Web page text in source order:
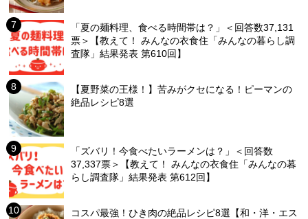
「夏の麺料理、食べる時間帯は？」＜回答数37,131
票＞【教えて！ みんなの衣食住「みんなの暮らし調
査隊」結果発表 第610回】
【夏野菜の王様！】苦みがクセになる！ピーマンの
絶品レシピ8選
「ズバリ！今食べたいラーメンは？」＜回答数
37,337票＞【教えて！ みんなの衣食住「みんなの暮
らし調査隊」結果発表 第612回】
コスパ最強！ひき肉の絶品レシピ8選【和・洋・エス